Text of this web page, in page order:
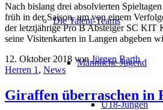
Die Talent-Teams
Männliche Jugend
U18-Jungen
Nach bislang drei absolvierten
früh in der Saison, um von einem
der letztjährige Pro B Absteiger SC KIT
seine Visitenkarten in Langen abgeben
12. Oktober 2018 vonJürgen Barth
Herren 1 , News
Giraffen überraschen in